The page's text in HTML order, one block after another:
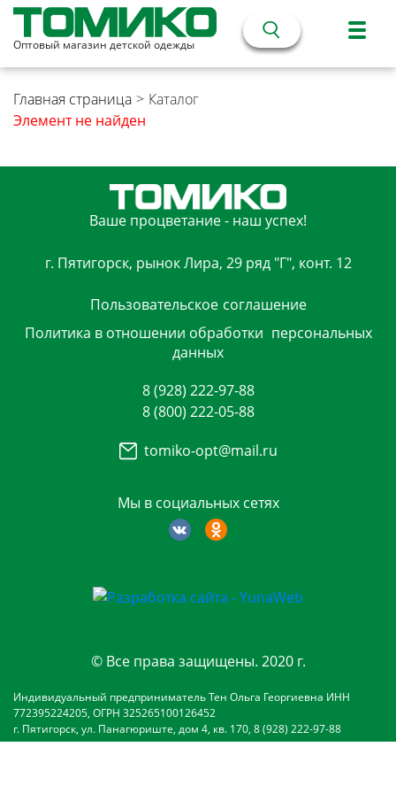
Оптовый магазин детской одежды
Главная страница > Каталог
Элемент не найден
Ваше процветание - наш успех!
г. Пятигорск, рынок Лира, 29 ряд "Г", конт. 12
Пользовательское соглашение
Политика в отношении обработки персональных
данных
Мы в социальных сетях
8 (928) 222-97-88
8 (800) 222-05-88
tomiko-opt@mail.ru
© Все права защищены. 2020 г.
Индивидуальный предприниматель Тен Ольга Георгиевна ИНН
772395224205, ОГРН 325265100126452
г. Пятигорск, ул. Панагюриште, дом 4, кв. 170, 8 (928) 222-97-88